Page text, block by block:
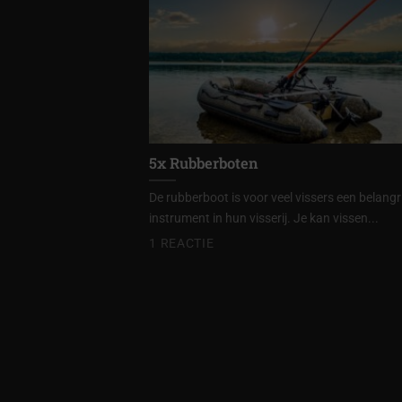
5x Rubberboten
De rubberboot is voor veel vissers een
instrument in hun visserij. Je kan vissen...
1 REACTIE